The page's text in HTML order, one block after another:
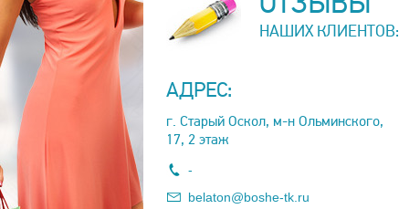
НАШИХ КЛИЕНТОВ:
АДРЕС:
г. Старый Оскол, м-н Ольминского,
17, 2 этаж
-
belaton@boshe-tk.ru